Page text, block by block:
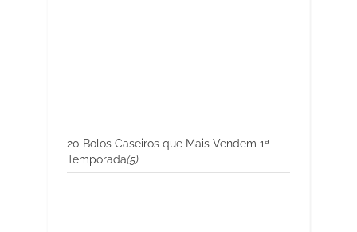
20 Bolos Caseiros que Mais Vendem 1ª
Temporada(5)